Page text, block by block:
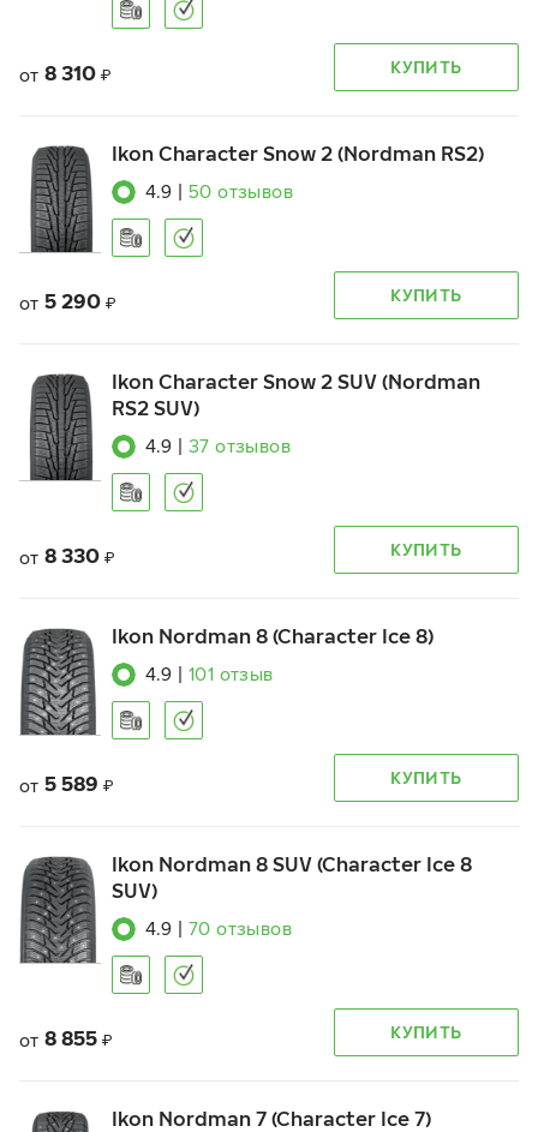
от 8 310 ₽ КУПИТЬ
Ikon Character Snow 2 (Nordman RS2)
4.9 50 отзывов
от 5 290 ₽ КУПИТЬ
Ikon Character Snow 2 SUV (Nordman
RS2 SUV)
4.9 37 отзывов
от 8 330 ₽ КУПИТЬ
Ikon Nordman 8 (Character Ice 8)
4.9 101 отзыв
от 5 589 ₽ КУПИТЬ
Ikon Nordman 8 SUV (Character Ice 8
SUV)
4.9 70 отзывов
от 8 855 ₽ КУПИТЬ
Ikon Nordman 7 (Character Ice 7)